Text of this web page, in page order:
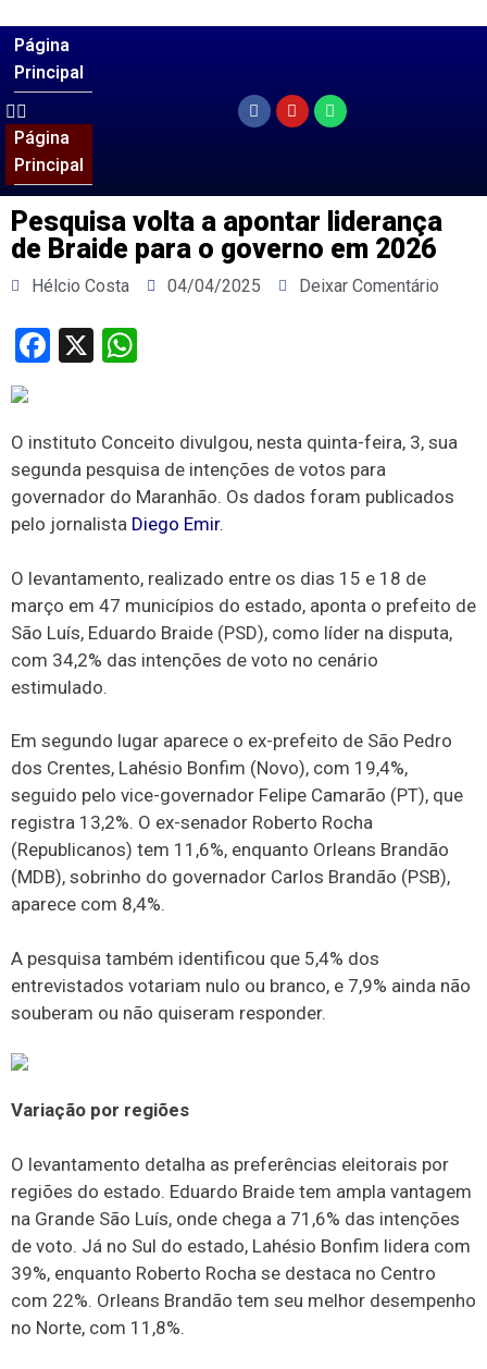
Página
Principal
Página
Principal
Pesquisa volta a apontar liderança
de Braide para o governo em 2026
Hélcio Costa 04/04/2025 Deixar Comentário
Facebook
X
O instituto Conceito divulgou, nesta quinta-feira, 3, sua
segunda pesquisa de intenções de votos para
governador do Maranhão. Os dados foram publicados
pelo jornalista Diego Emir.
O levantamento, realizado entre os dias 15 e 18 de
março em 47 municípios do estado, aponta o prefeito de
São Luís, Eduardo Braide (PSD), como líder na disputa,
com 34,2% das intenções de voto no cenário
estimulado.
Em segundo lugar aparece o ex-prefeito de São Pedro
dos Crentes, Lahésio Bonfim (Novo), com 19,4%,
seguido pelo vice-governador Felipe Camarão (PT), que
registra 13,2%. O ex-senador Roberto Rocha
(Republicanos) tem 11,6%, enquanto Orleans Brandão
(MDB), sobrinho do governador Carlos Brandão (PSB),
aparece com 8,4%.
A pesquisa também identificou que 5,4% dos
entrevistados votariam nulo ou branco, e 7,9% ainda não
souberam ou não quiseram responder.
Variação por regiões
O levantamento detalha as preferências eleitorais por
regiões do estado. Eduardo Braide tem ampla vantagem
na Grande São Luís, onde chega a 71,6% das intenções
de voto. Já no Sul do estado, Lahésio Bonfim lidera com
39%, enquanto Roberto Rocha se destaca no Centro
com 22%. Orleans Brandão tem seu melhor desempenho
no Norte, com 11,8%.